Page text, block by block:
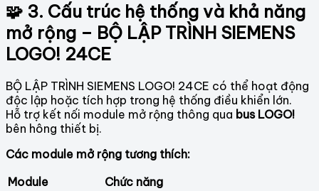
🧩 3. Cấu trúc hệ thống và khả năng
mở rộng – BỘ LẬP TRÌNH SIEMENS
LOGO! 24CE
BỘ LẬP TRÌNH SIEMENS LOGO! 24CE có thể hoạt động
độc lập hoặc tích hợp trong hệ thống điều khiển lớn.
Hỗ trợ kết nối module mở rộng thông qua bus LOGO!
bên hông thiết bị.
Các module mở rộng tương thích:
Module
Chức năng